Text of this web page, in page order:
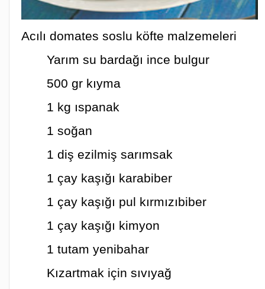
Acılı domates soslu köfte malzemeleri
Yarım su bardağı ince bulgur
500 gr kıyma
1 kg ıspanak
1 soğan
1 diş ezilmiş sarımsak
1 çay kaşığı karabiber
1 çay kaşığı pul kırmızıbiber
1 çay kaşığı kimyon
1 tutam yenibahar
Kızartmak için sıvıyağ